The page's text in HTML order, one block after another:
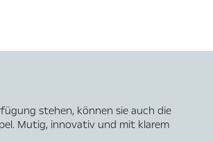
stehen, können sie auch die
Mutig, innovativ und mit klarem